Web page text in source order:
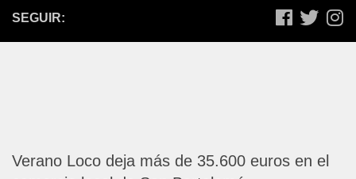
SEGUIR:
Verano Loco deja más de 35.600 euros en el